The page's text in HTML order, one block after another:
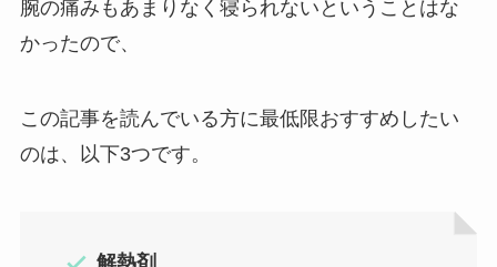
腕の痛みもあまりなく寝られないということはな
かったので、
この記事を読んでいる方に最低限おすすめしたい
のは、以下3つです。